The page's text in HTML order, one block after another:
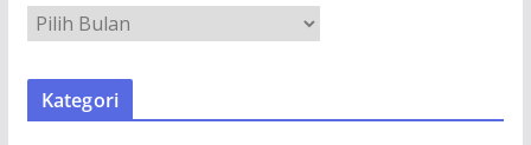
R
S
Kategori